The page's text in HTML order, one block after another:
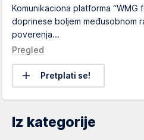
Komunikaciona platforma “WMG
doprinese boljem međusobnom
poverenja...
Pregled
Pretplati se!
Iz kategorije